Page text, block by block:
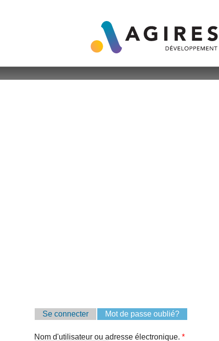
Onglets principaux
Se connecter Mot de passe oublié?
Nom d'utilisateur ou adresse électronique. *